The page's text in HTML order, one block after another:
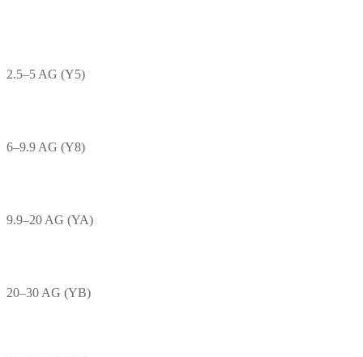
2.5–5 AG (Y5)
6–9.9 AG (Y8)
9.9–20 AG (YA)
20–30 AG (YB)